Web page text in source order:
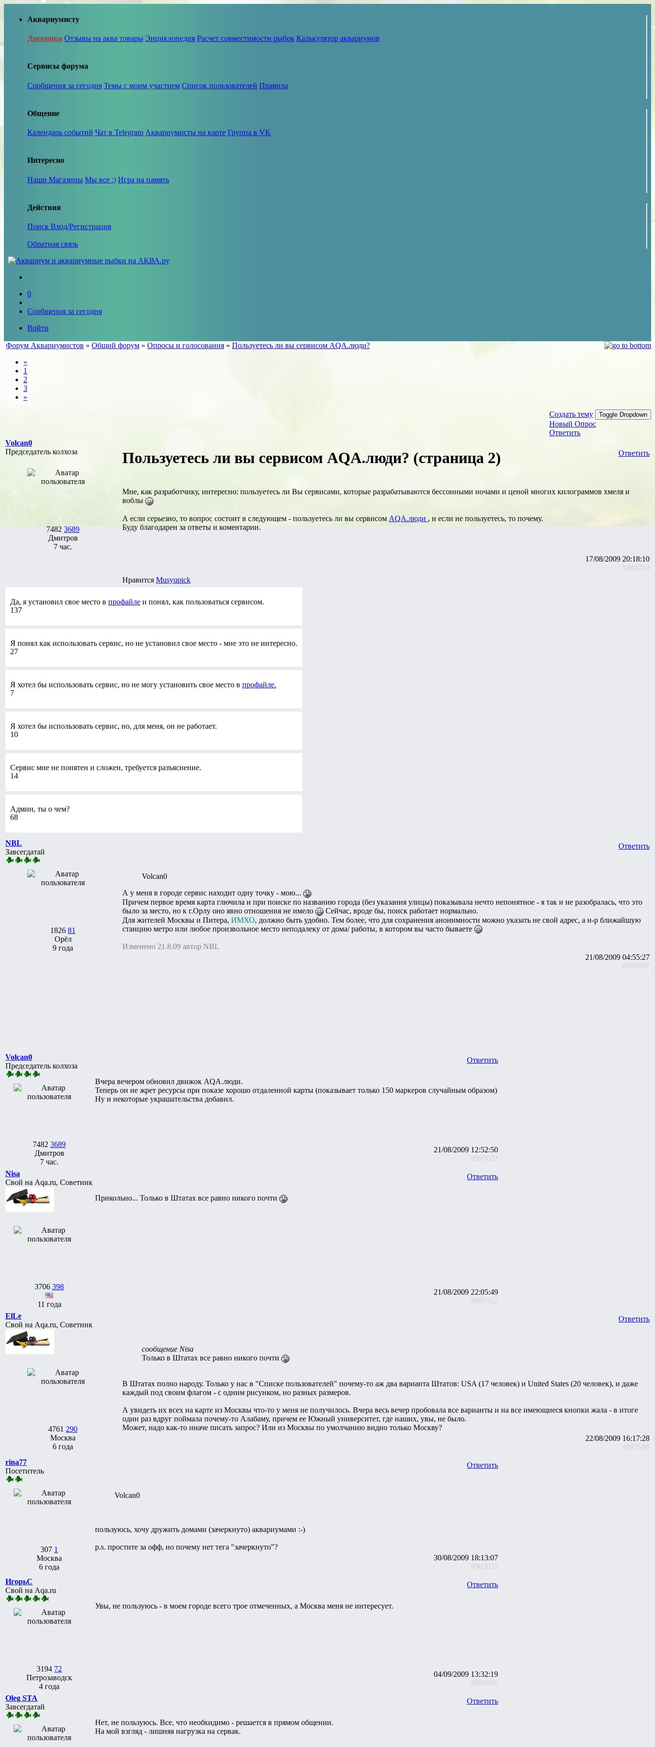
Аквариумисту
Дневники Отзывы на аква товары Энциклопедия Расчет совместимости рыбок Калькулятор аквариумов
Сервисы форума
Сообщения за сегодня Темы с моим участием Список пользователей Правила
Общение
Календарь событий Чат в Telegram Аквариумисты на карте Группа в VK
Интересно
Наши Магазины Мы все :) Игра на память
Действия
Поиск Вход/Регистрация
Обратная связь
0
Сообщения за сегодня
Войти
Форум Аквариумистов » Общий форум » Опросы и голосования » Пользуетесь ли вы сервисом AQA.люди?
«
1
2
3
»
Создать тему Toggle Dropdown
Новый Опрос
Ответить
Volcan0
Председатель колхоза
7482 3689
Дмитров
7 час.
Ответить
Пользуетесь ли вы сервисом AQA.люди? (страница 2)
Мне, как разработчику, интересно: пользуетесь ли Вы сервисами, которые разрабатываются бессонными ночами и ценой многих килограммов хмеля и
воблы
А если серьезно, то вопрос состоит в следующем - пользуетесь ли вы сервисом AQA.люди , и если не пользуетесь, то почему.
Буду благодарен за ответы и коментарии.
17/08/2009 20:18:10
#894703
Нравится Musyupick
Да, я установил свое место в профайле и понял, как пользоваться сервисом.
137
Я понял как использовать сервис, но не установил свое место - мне это не интересно.
27
Я хотел бы использовать сервис, но не могу установить свое место в профайле.
7
Я хотел бы использовать сервис, но, для меня, он не работает.
10
Сервис мне не понятен и сложен, требуется разъяснение.
14
Админ, ты о чем?
68
NBL
Завсегдатай
1826 81
Орёл
9 года
Ответить
Volcan0
А у меня в городе сервис находит одну точку - мою...
Причем первое время карта глючила и при поиске по названию города (без указания улицы) показывала нечто непонятное - я так и не разобралась, что это
было за место, но к г.Орлу оно явно отношения не имело
Сейчас, вроде бы, поиск работает нормально.
Для жителей Москвы и Питера, ИМХО, должно быть удобно. Тем более, что для сохранения анонимности можно указать не свой адрес, а н-р ближайшую
станцию метро или любое произвольное место неподалеку от дома/ работы, в котором вы часто бываете
Изменено 21.8.09 автор NBL
21/08/2009 04:55:27
#896897
Volcan0
Председатель колхоза
7482 3689
Дмитров
7 час.
Ответить
Вчера вечером обновил движок AQA.люди.
Теперь он не жрет ресурсы при показе хорошо отдаленной карты (показывает только 150 маркеров случайным образом)
Ну и некоторые украшательства добавил.
21/08/2009 12:52:50
#897072
Nisa
Свой на Aqa.ru, Советник
3706 398
11 года
Ответить
Прикольно... Только в Штатах все равно никого почти
21/08/2009 22:05:49
#897352
ElLe
Свой на Aqa.ru, Советник
4761 290
Москва
6 года
Ответить
сообщение Nisa
Только в Штатах все равно никого почти
В Штатах полно народу. Только у нас в "Списке пользователей" почему-то аж два варианта Штатов: USA (17 человек) и United States (20 человек), и даже
каждый под своим флагом - с одним рисунком, но разных размеров.
А увидеть их всех на карте из Москвы что-то у меня не получилось. Вчера весь вечер пробовала все варианты и на все имеющиеся кнопки жала - в итоге
один раз вдруг поймала почему-то Алабаму, причем ее Южный университет, где наших, увы, не было.
Может, надо как-то иначе писать запрос? Или из Москвы по умолчанию видно только Москву?
22/08/2009 16:17:28
#897596
rina77
Посетитель
307 1
Москва
6 года
Ответить
Volcan0
пользуюсь, хочу дружить домами (зачеркнуто) аквариумами :-)
p.s. простите за офф, но почему нет тега "зачеркнуто"?
30/08/2009 18:13:07
#902851
ИгорьC
Свой на Aqa.ru
3194 72
Петрозаводск
4 года
Ответить
Увы, не пользуюсь - в моем городе всего трое отмеченных, а Москва меня не интересует.
04/09/2009 13:32:19
#906000
Oleg STA
Завсегдатай
Ответить
Нет, не пользуюсь. Все, что необхидимо - решается в прямом общении.
На мой взгляд - лишняя нагрузка на сервак.